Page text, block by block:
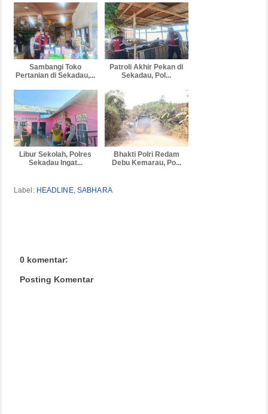
Sambangi Toko
Pertanian di Sekadau,...
Patroli Akhir Pekan di
Sekadau, Pol...
Libur Sekolah, Polres
Sekadau Ingat...
Bhakti Polri Redam
Debu Kemarau, Po...
Label: HEADLINE, SABHARA
0 komentar:
Posting Komentar